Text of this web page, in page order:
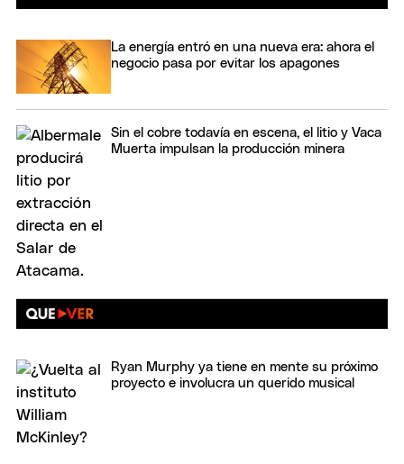
La energía entró en una nueva era: ahora el
negocio pasa por evitar los apagones
Sin el cobre todavía en escena, el litio y Vaca
Muerta impulsan la producción minera
Ryan Murphy ya tiene en mente su próximo
proyecto e involucra un querido musical